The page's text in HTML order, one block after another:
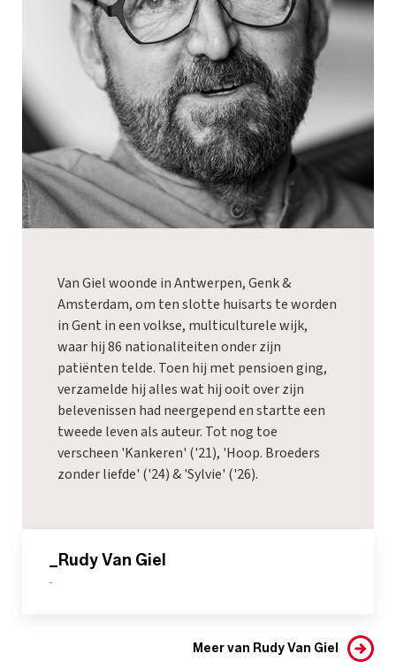
Van Giel woonde in Antwerpen, Genk &
Amsterdam, om ten slotte huisarts te worden
in Gent in een volkse, multiculturele wijk,
waar hij 86 nationaliteiten onder zijn
patiënten telde. Toen hij met pensioen ging,
verzamelde hij alles wat hij ooit over zijn
belevenissen had neergepend en startte een
tweede leven als auteur. Tot nog toe
verscheen 'Kankeren' ('21), 'Hoop. Broeders
zonder liefde' ('24) & 'Sylvie' ('26).
_Rudy Van Giel
-
Meer van Rudy Van Giel